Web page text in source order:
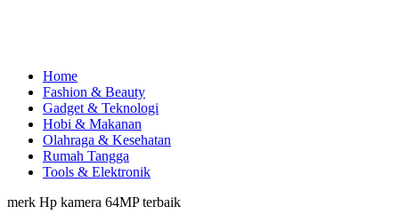
Home
Fashion & Beauty
Gadget & Teknologi
Hobi & Makanan
Olahraga & Kesehatan
Rumah Tangga
Tools & Elektronik
merk Hp kamera 64MP terbaik